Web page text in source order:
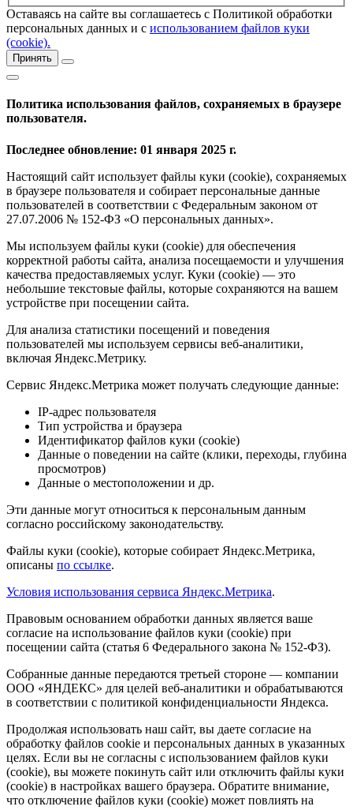
Оставаясь на сайте вы соглашаетесь с Политикой обработки
персональных данных и с использованием файлов куки
(cookie).
Принять
Политика использования файлов, сохраняемых в браузере
пользователя.
Последнее обновление: 01 января 2025 г.
Настоящий сайт использует файлы куки (cookie), сохраняемых
в браузере пользователя и собирает персональные данные
пользователей в соответствии с Федеральным законом от
27.07.2006 № 152-ФЗ «О персональных данных».
Мы используем файлы куки (cookie) для обеспечения
корректной работы сайта, анализа посещаемости и улучшения
качества предоставляемых услуг. Куки (cookie) — это
небольшие текстовые файлы, которые сохраняются на вашем
устройстве при посещении сайта.
Для анализа статистики посещений и поведения
пользователей мы используем сервисы веб-аналитики,
включая Яндекс.Метрику.
Сервис Яндекс.Метрика может получать следующие данные:
IP-адрес пользователя
Тип устройства и браузера
Идентификатор файлов куки (cookie)
Данные о поведении на сайте (клики, переходы, глубина
просмотров)
Данные о местоположении и др.
Эти данные могут относиться к персональным данным
согласно российскому законодательству.
Файлы куки (cookie), которые собирает Яндекс.Метрика,
описаны по ссылке.
Условия использования сервиса Яндекс.Метрика.
Правовым основанием обработки данных является ваше
согласие на использование файлов куки (cookie) при
посещении сайта (статья 6 Федерального закона № 152-ФЗ).
Собранные данные передаются третьей стороне — компании
ООО «ЯНДЕКС» для целей веб-аналитики и обрабатываются
в соответствии с политикой конфиденциальности Яндекса.
Продолжая использовать наш сайт, вы даете согласие на
обработку файлов cookie и персональных данных в указанных
целях. Если вы не согласны с использованием файлов куки
(cookie), вы можете покинуть сайт или отключить файлы куки
(cookie) в настройках вашего браузера. Обратите внимание,
что отключение файлов куки (cookie) может повлиять на